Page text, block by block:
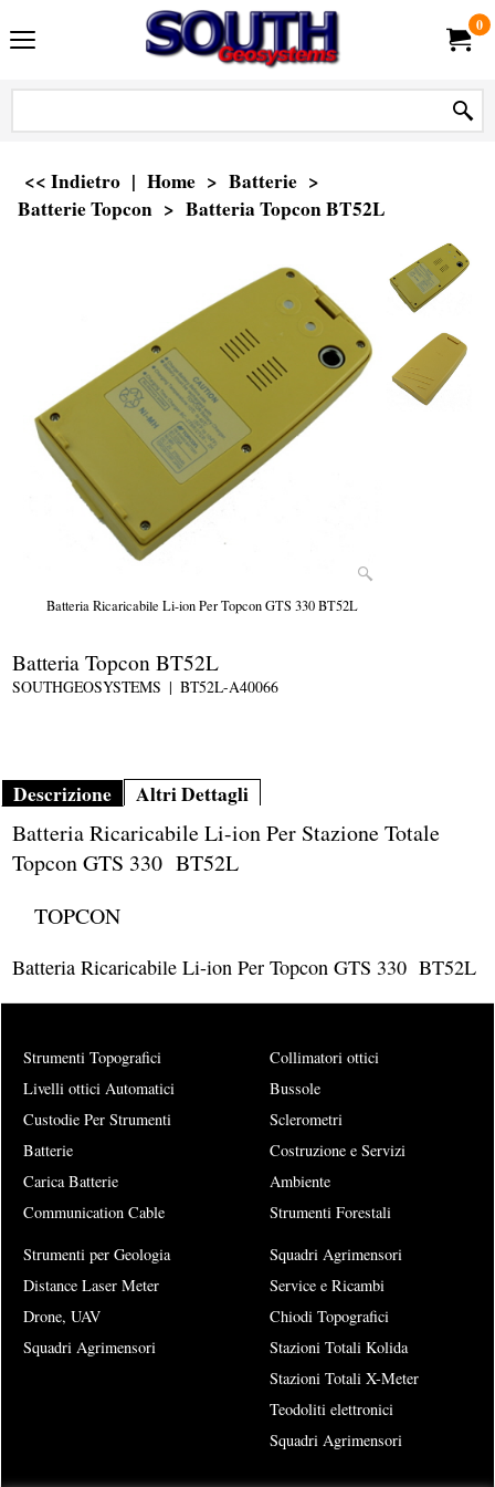
0
<< Indietro | Home > Batterie >
Batterie Topcon > Batteria Topcon BT52L
Batteria Ricaricabile Li-ion Per Topcon GTS 330 BT52L
Batteria Topcon BT52L
SOUTHGEOSYSTEMS BT52L-A40066
Descrizione Altri Dettagli
Batteria Ricaricabile Li-ion Per Stazione Totale
Topcon GTS 330 BT52L
TOPCON
Batteria Ricaricabile Li-ion Per Topcon GTS 330 BT52L
Strumenti Topografici
Livelli ottici Automatici
Custodie Per Strumenti
Batterie
Carica Batterie
Communication Cable
Collimatori ottici
Bussole
Sclerometri
Costruzione e Servizi
Ambiente
Strumenti Forestali
Strumenti per Geologia
Distance Laser Meter
Drone, UAV
Squadri Agrimensori
Squadri Agrimensori
Service e Ricambi
Chiodi Topografici
Stazioni Totali Kolida
Stazioni Totali X-Meter
Teodoliti elettronici
Squadri Agrimensori